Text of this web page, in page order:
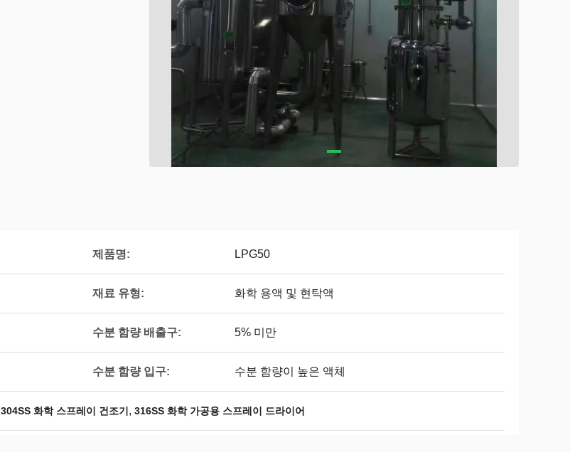
제품명: LPG50
재료 유형: 화학 용액 및 현탁액
수분 함량 배출구: 5% 미만
수분 함량 입구: 수분 함량이 높은 액체
304SS 화학 스프레이 건조기 , 316SS 화학 가공용 스프레이 드라이어